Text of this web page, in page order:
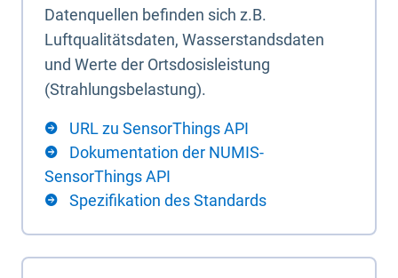
Datenquellen befinden sich z.B.
Luftqualitätsdaten, Wasserstandsdaten
und Werte der Ortsdosisleistung
(Strahlungsbelastung).
URL zu SensorThings API
Dokumentation der NUMIS-
SensorThings API
Spezifikation des Standards